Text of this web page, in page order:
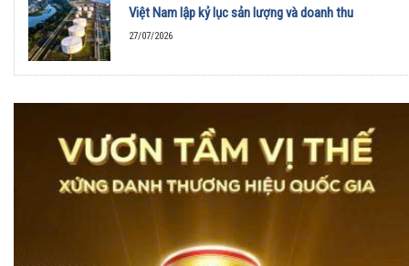
Việt Nam lập kỷ lục sản lượng và doanh thu
27/07/2026